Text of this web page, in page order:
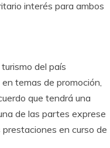
interés para ambos
del país
temas de promoción,
que tendrá una
de las partes exprese
en curso de